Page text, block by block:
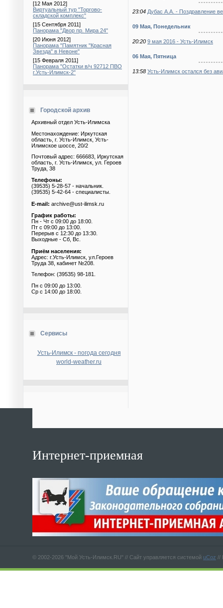
[12 Мая 2012]
Виртуальный тур "Торгово-
складской комплекс"
[15 Сентября 2011]
Панорама "Двор пр. Мира 24"
[20 Июня 2012]
Панорама "Памятник "Красная
Звезда" в Невоне"
[15 Февраля 2011]
Панорама "Остатки в/ч 92712 ПВО
г.Усть-Илимск-2"
Городской архив
Архивный отдел Усть-Илимска
Местонахождение: Иркутская
область, г. Усть-Илимск, Усть-
Илимское шоссе, 20/2
Почтовый адрес: 666683, Иркутская
область, г. Усть-Илимск, ул. Героев
Труда, 38
Телефоны:
(39535) 5-28-57 - начальник.
(39535) 5-42-64 - специалисты.
E-mail: archive@ust-ilimsk.ru
График работы:
Пн - Чт с 09:00 до 18:00.
Пт с 09:00 до 13:00.
Перерыв с 12:30 до 13:30.
Выходные - Сб, Вс.
Приём населения:
Адрес: г.Усть-Илимск, ул.Героев
Труда 38, кабинет №208.
Телефон: (39535) 98-181.
Пн с 09:00 до 13:00.
Ср с 14:00 до 18:00.
Сервисы
Усть-Илимск - погода сегодня
world-weather.ru
23:04 Дубас А.А. - Поздравление
09 Мая, Понедельник
20:20 9 мая 2016 - Усть-Илимск
06 Мая, Пятница
13:58 Усть-Илимск остался без
Интернет-приемная
© 2002-2026 "Мой Усть-Илимск.RU" // Сайт управляется системой uCoz //